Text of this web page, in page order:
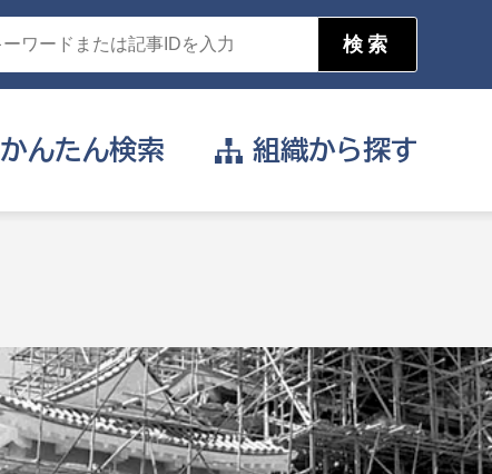
消防
かんたん検索
届け出や申請をしたい
証明書がほしい
組織から探す
事業課